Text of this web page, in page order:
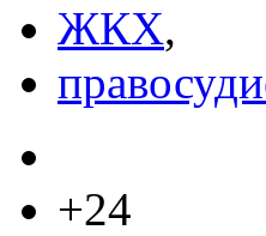
ЖКХ,
+24